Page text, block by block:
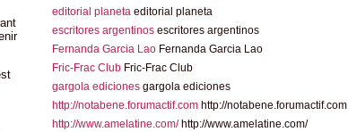
editorial planeta editorial planeta
escritores argentinos escritores argentinos
Fernanda Garcia Lao Fernanda Garcia Lao
Fric-Frac Club Fric-Frac Club
gargola ediciones gargola ediciones
http://notabene.forumactif.com http://notabene.forumactif.com
http://www.amelatine.com/http://www.amelatine.com/